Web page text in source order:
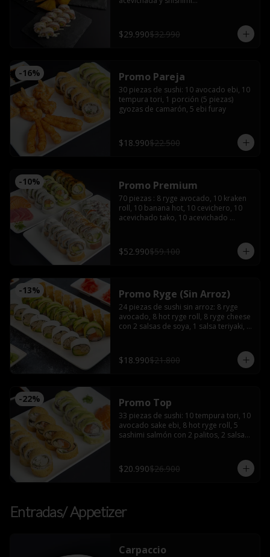
salmón con salsa acevichada.
Acevichado tako: Pulpo furay, palta
$29.990$32.990
-16% Promo Pareja
30 piezas de sushi: 10 avocado ebi, 10
tempura tori, 1 porción (5 piezas)
gyozas de camarón, 5 ebi furay
$18.990$22.500
-10% Promo Premium
70 piezas : 8 ryge avocado, 10 kraken
roll, 10 banana hot, 10 cevichero, 10
acevichado tako, 10 acevichado
de soya, 3 salsas teriyaki 5 palitos, 2
wasabi y 2 jengibre
$52.990$59.100
-13% Promo Ryge (Sin Arroz)
24 piezas de sushi sin arroz: 8 ryge
avocado, 8 hot ryge roll, 8 ryge cheese
con 2 salsas de soya, 1 salsa teriyaki, 2
$18.990$21.800
-22% Promo Top
33 piezas de sushi: 10 tempura tori, 10
avocado sake ebi, 8 hot ryge roll, 5
sashimi salmón con 2 palitos, 2 salsas
$20.990$26.900
Entradas/ Appetizer
Carpaccio